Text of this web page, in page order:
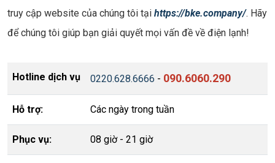
truy cập website của chúng tôi tại https://bke.company/. Hãy
để chúng tôi giúp bạn giải quyết mọi vấn đề về điện lạnh!
Hotline dịch vụ 0220.628.6666 - 090.6060.290
Hỗ trợ: Các ngày trong tuần
Phục vụ: 08 giờ - 21 giờ